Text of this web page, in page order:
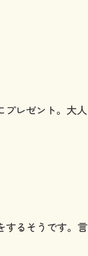
プレゼント。大人
るそうです。 言